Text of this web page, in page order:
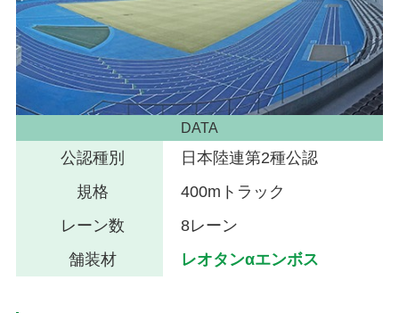
DATA
公認種別
日本陸連第2種公認
規格
400mトラック
レーン数
8レーン
舗装材
レオタンαエンボス